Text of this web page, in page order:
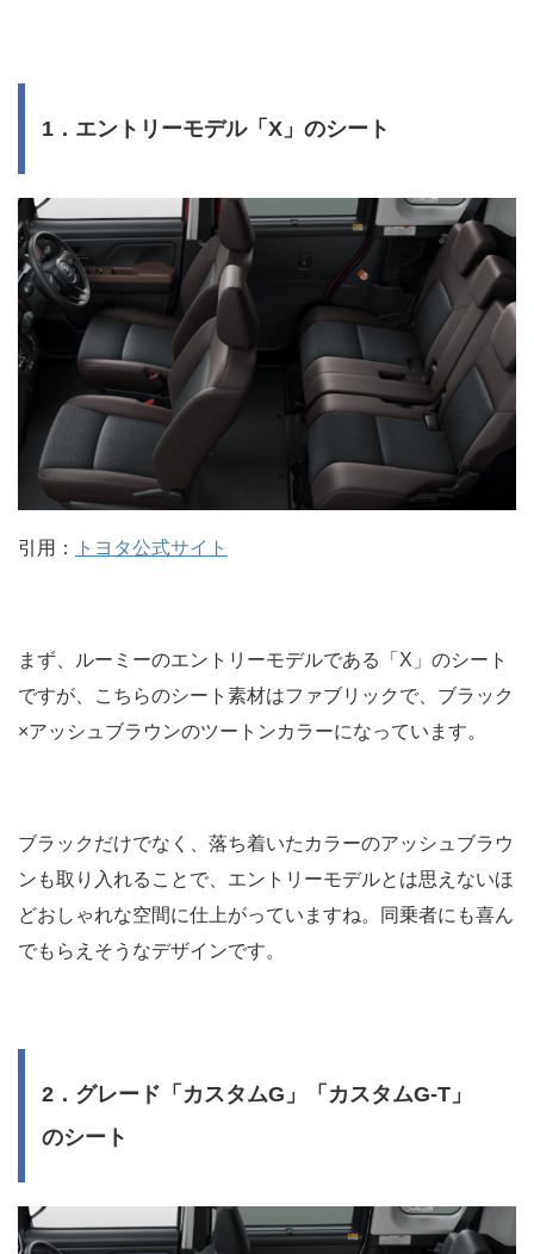
1．エントリーモデル「X」のシート
引用： トヨタ公式サイト
まず、ルーミーのエントリーモデルである「X」のシート
ですが、こちらのシート素材はファブリックで、ブラック
×アッシュブラウンのツートンカラーになっています。
ブラックだけでなく、落ち着いたカラーのアッシュブラウ
ンも取り入れることで、エントリーモデルとは思えないほ
どおしゃれな空間に仕上がっていますね。同乗者にも喜ん
でもらえそうなデザインです。
2．グレード「カスタムG」「カスタムG-T」
のシート